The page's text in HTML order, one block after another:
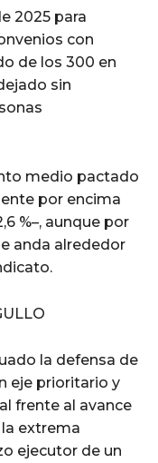
2025 para
con
de los 300 en
sin
medio pactado
por encima
%–, aunque por
anda alrededor
la defensa de
eje prioritario y
frente al avance
la extrema
ejecutor de un